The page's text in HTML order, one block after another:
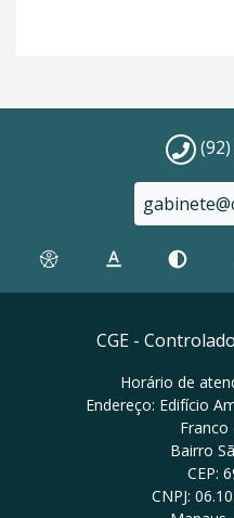
CGE -
Horário de
Endereço: Edifício
Franco
Bairro
CEP:
CNPJ: